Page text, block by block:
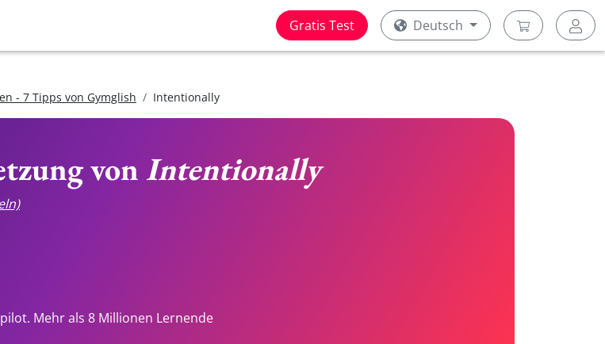
Gratis Test Deutsch
- 7 Tipps von Gymglish Intentionally
vonIntentionally
Mehr als 8 Millionen Lernende